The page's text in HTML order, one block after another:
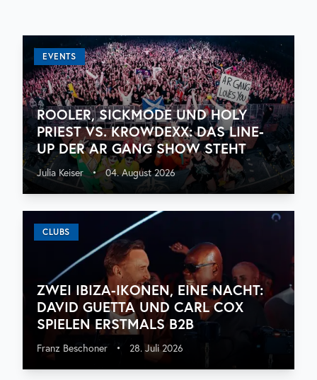
EVENTS
ROOLER, SICKMODE UND HOLY
PRIEST VS. KROWDEXX: DAS LINE-
UP DER AR GANG SHOW STEHT
Julia Keiser • 04. August 2026
CLUBS
ZWEI IBIZA-IKONEN, EINE NACHT:
DAVID GUETTA UND CARL COX
SPIELEN ERSTMALS B2B
Franz Beschoner • 28. Juli 2026